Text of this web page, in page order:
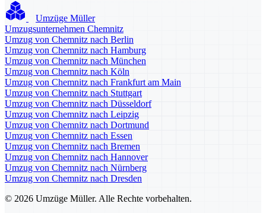
Umzüge Müller
Umzugsunternehmen Chemnitz
Umzug von Chemnitz nach Berlin
Umzug von Chemnitz nach Hamburg
Umzug von Chemnitz nach München
Umzug von Chemnitz nach Köln
Umzug von Chemnitz nach Frankfurt am Main
Umzug von Chemnitz nach Stuttgart
Umzug von Chemnitz nach Düsseldorf
Umzug von Chemnitz nach Leipzig
Umzug von Chemnitz nach Dortmund
Umzug von Chemnitz nach Essen
Umzug von Chemnitz nach Bremen
Umzug von Chemnitz nach Hannover
Umzug von Chemnitz nach Nürnberg
Umzug von Chemnitz nach Dresden
© 2026 Umzüge Müller. Alle Rechte vorbehalten.